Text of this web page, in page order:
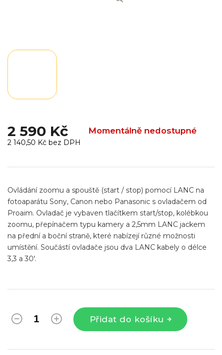
2 590 Kč Momentálně nedostupné
2 140,50 Kč bez DPH
cena:
Přidat do košíku
Ovládání zoomu a spouště (start / stop) pomocí LANC na
fotoaparátu Sony, Canon nebo Panasonic s ovladačem od
Proaim. Ovladač je vybaven tlačítkem start/stop, kolébkou
zoomu, přepínačem typu kamery a 2,5mm LANC jackem
na přední a boční straně, které nabízejí různé možnosti
umístění. Součástí ovladače jsou dva LANC kabely o délce
3,3 a 30'.